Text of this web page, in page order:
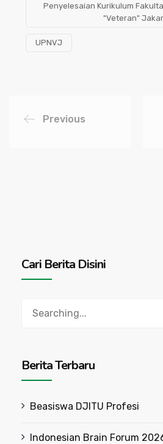
Penyelesaian Kurikulum
"Veteran"
UPNVJ
Previous
Cari Berita Disini
Berita Terbaru
Beasiswa DJITU Profesi
Indonesian Brain Forum